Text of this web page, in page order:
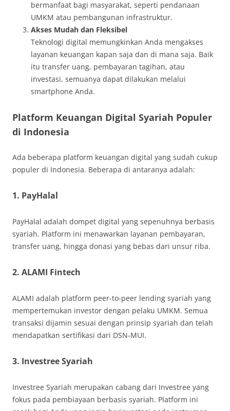
bermanfaat bagi masyarakat, seperti pendanaan
UMKM atau pembangunan infrastruktur.
Akses Mudah dan Fleksibel
Teknologi digital memungkinkan Anda mengakses
layanan keuangan kapan saja dan di mana saja. Baik
itu transfer uang, pembayaran tagihan, atau
investasi, semuanya dapat dilakukan melalui
smartphone Anda.
Platform Keuangan Digital Syariah Populer
di Indonesia
Ada beberapa platform keuangan digital yang sudah cukup
populer di Indonesia. Beberapa di antaranya adalah:
1. PayHalal
PayHalal adalah dompet digital yang sepenuhnya berbasis
syariah. Platform ini menawarkan layanan pembayaran,
transfer uang, hingga donasi yang bebas dari unsur riba.
2. ALAMI Fintech
ALAMI adalah platform peer-to-peer lending syariah yang
mempertemukan investor dengan pelaku UMKM. Semua
transaksi dijamin sesuai dengan prinsip syariah dan telah
mendapatkan sertifikasi dari DSN-MUI.
3. Investree Syariah
Investree Syariah merupakan cabang dari Investree yang
fokus pada pembiayaan berbasis syariah. Platform ini